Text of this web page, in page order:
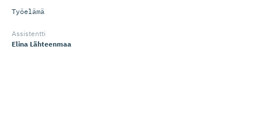
Työelämä
Assistentti
Elina Lähteenmaa